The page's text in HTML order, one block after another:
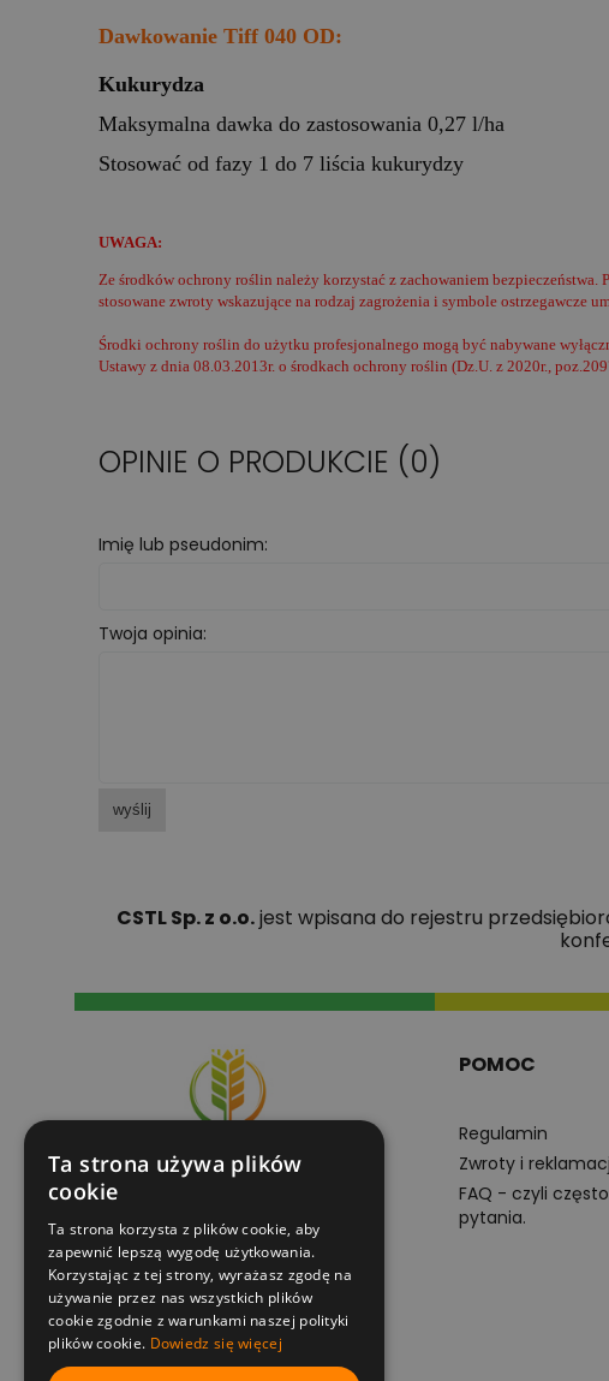
Dawkowanie Tiff 040 OD:
Kukurydza
Maksymalna dawka do zastosowania 0,27 l/ha
Stosować od fazy 1 do 7 liścia kukurydzy
UWAGA:
Ze środków ochrony roślin należy korzystać z zachowaniem
stosowane zwroty wskazujące na rodzaj zagrożenia i symbole ostrzegawcze
Środki ochrony roślin do użytku profesjonalnego mogą być nabywane
Ustawy z dnia 08.03.2013r. o środkach ochrony roślin (Dz.U. z 2020r.,
OPINIE O PRODUKCIE (0)
Imię lub pseudonim:
Twoja opinia:
wyślij
CSTL Sp. z o.o.jest wpisana do rejestru
+48605102201
pn-pt 8:00-16:00
e-sklep@superplony.pl
POMOC
Regulamin
Zwroty i
FAQ - czyli
pytania.
Ta strona używa plików
cookie
Ta strona korzysta z plików cookie, aby
zapewnić lepszą wygodę użytkowania.
Korzystając z tej strony, wyrażasz zgodę na
używanie przez nas wszystkich plików
cookie zgodnie z warunkami naszej polityki
plików cookie. Dowiedz się więcej